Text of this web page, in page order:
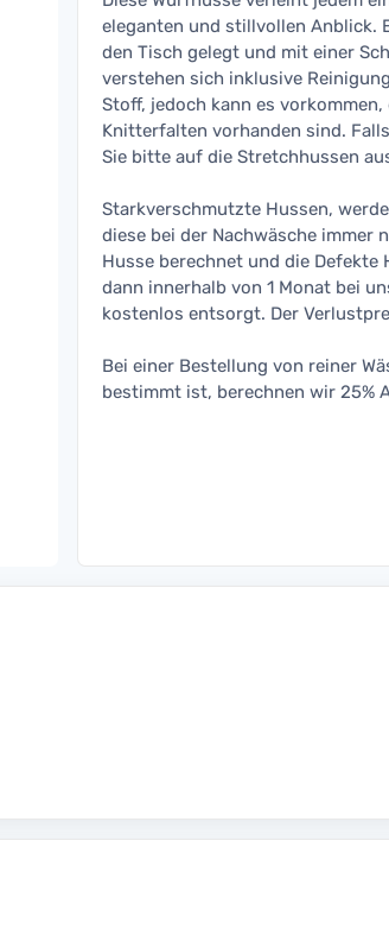
eleganten und stillvollen Anblick.
den Tisch gelegt und mit einer
verstehen sich inklusive
Stoff, jedoch kann es
Knitterfalten vorhanden sind.
Sie bitte auf die Stretchhussen
Starkverschmutzte Hussen,
diese bei der Nachwäsche immer
Husse berechnet und die Defekte
dann innerhalb von 1 Monat bei
kostenlos entsorgt. Der
Bei einer Bestellung von reiner
bestimmt ist, berechnen wir 25%